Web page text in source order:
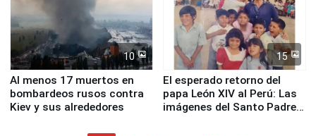
10
Al menos 17 muertos en
bombardeos rusos contra
Kiev y sus alrededores
15
El esperado retorno del
papa León XIV al Perú: Las
imágenes del Santo Padre